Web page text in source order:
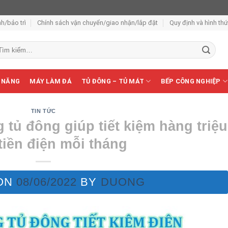
bảo trì Chính sách vận chuyển/giao nhận/lắp đặt Quy định và hình
MÁY LÀM ĐÁ TỦ ĐÔNG – TỦ MÁT BẾP CÔNG NGHIỆP
TIN TỨC
đông giúp tiết kiệm hàng triệu
điện mỗi tháng
08/06/2022 BY DUONG